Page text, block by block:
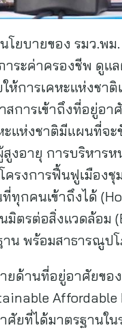
ยบายของ รมว.พม
าระค่าครองชีพ ดู
การเคหะแห่งชา
การเข้าถึงที่อยู่อ
หะแห่งชาติมีแผนที่
งอายุ การบริหาร
ครงการฟื้นฟูเมือ
กคนเข้าถึงได้
ตรต่อสิ่งแวดล้อม
น พร้อมสาธารณูป
ด้านที่อยู่อาศัยขอ
ศัยที่ได้มาตรฐานใ